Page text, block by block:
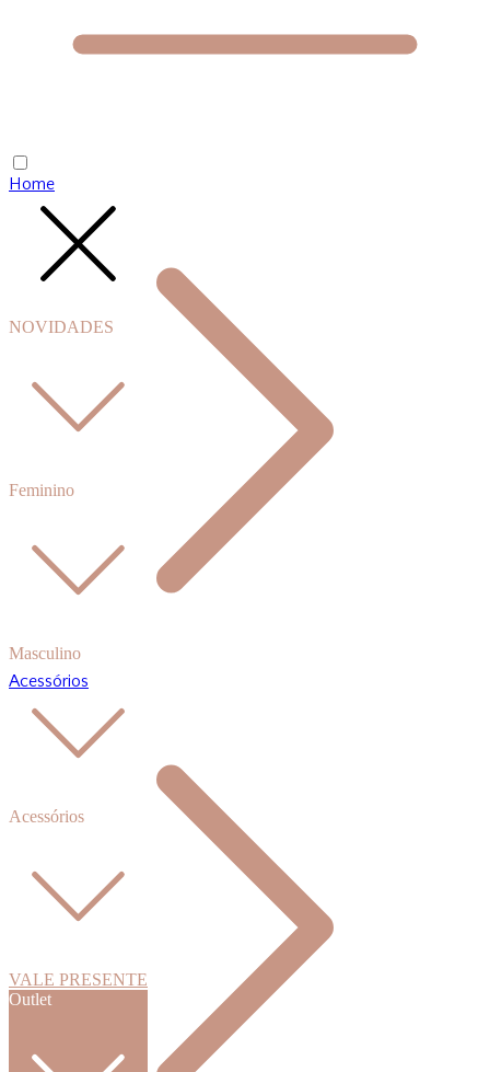
NOVIDADES
Feminino
Masculino
Acessórios
VALE PRESENTE
Outlet
Home
Acessórios